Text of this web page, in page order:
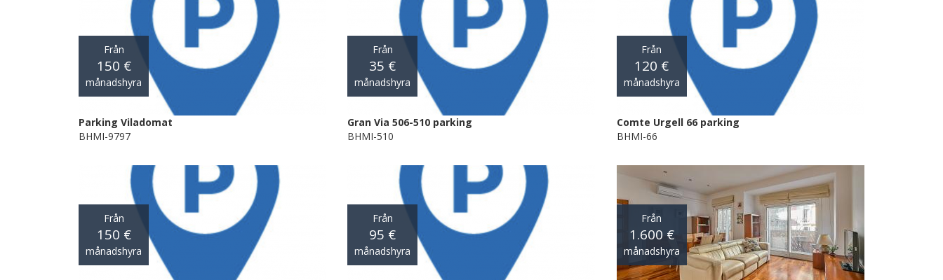
Från
150 €
månadshyra
Parking Viladomat
BHMI-9797
Från
35 €
månadshyra
Gran Via 506-510 parking
BHMI-510
Från
120 €
månadshyra
Comte Urgell 66 parking
BHMI-66
Från
150 €
månadshyra
Från
95 €
månadshyra
Från
1.600 €
månadshyra